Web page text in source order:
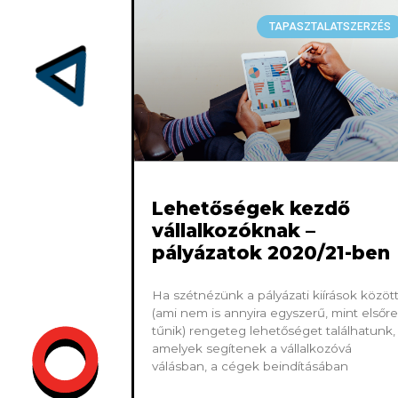
TAPASZTALATSZERZÉS
Lehetőségek kezdő
vállalkozóknak –
pályázatok 2020/21-ben
Ha szétnézünk a pályázati kiírások között
(ami nem is annyira egyszerű, mint elsőre
tűnik) rengeteg lehetőséget találhatunk,
amelyek segítenek a vállalkozóvá
válásban, a cégek beindításában